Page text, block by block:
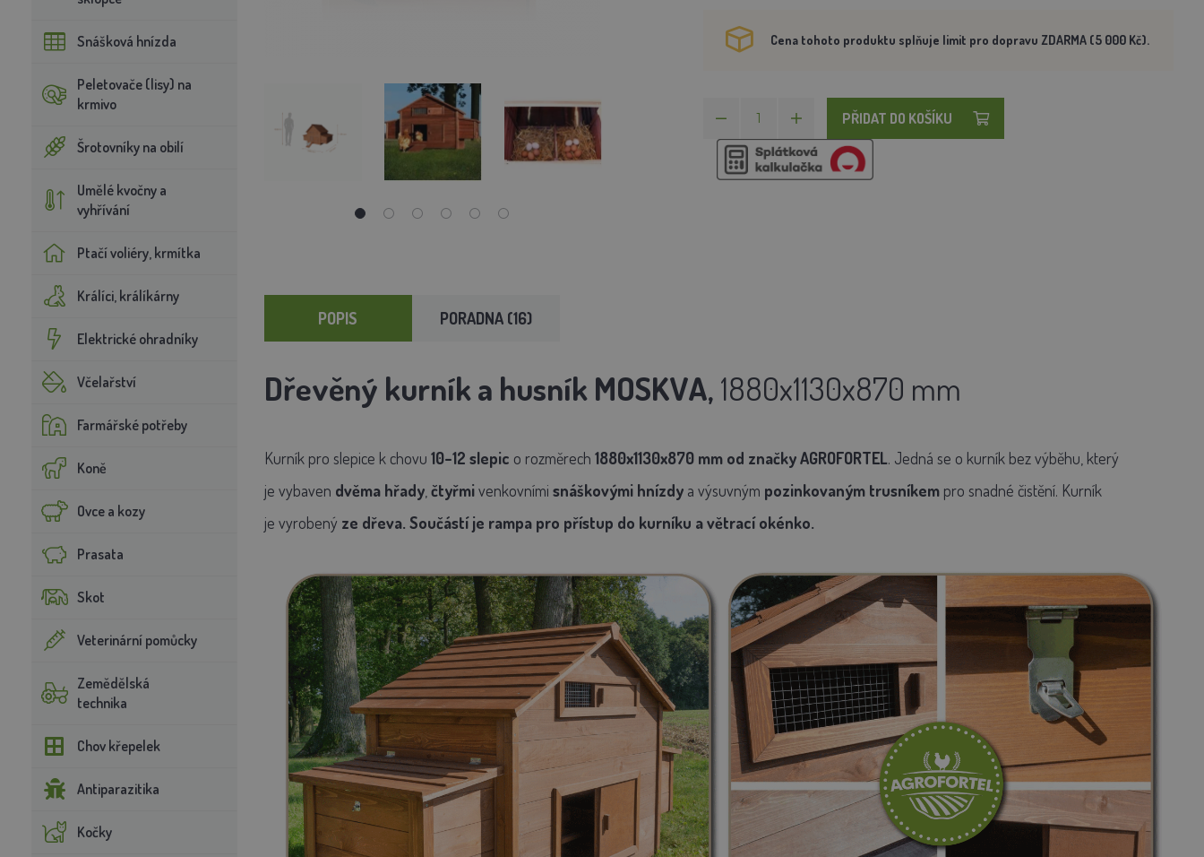
Snášková hnízda
Peletovače (lisy) na
krmivo
Šrotovníky na obilí
Umělé kvočny a
vyhřívání
Ptačí voliéry, krmítka
Králíci, králíkárny
Elektrické ohradníky
Včelařství
Farmářské potřeby
Koně
Ovce a kozy
Prasata
Skot
Veterinární pomůcky
Zemědělská
technika
Chov křepelek
Antiparazitika
Kočky
Cena tohoto produktu splňuje limit pro dopravu ZDARMA (5 000 Kč).
PŘIDAT DO KOŠÍKU
POPIS PORADNA (16)
Dřevěný kurník a husník MOSKVA,1880x1130x870 mm
Kurník pro slepice k chovu 10–12 slepic o rozměrech 1880x1130x870 mmod značky AGROFORTEL. Jedná se o kurník bez výběhu, který
je vybaven dvěma hřady, čtyřmivenkovními snáškovými hnízdya výsuvným pozinkovaným trusníkem pro snadné čistění. Kurník
je vyrobený ze dřeva. Součástí je rampa pro přístup do kurníku a větrací okénko.